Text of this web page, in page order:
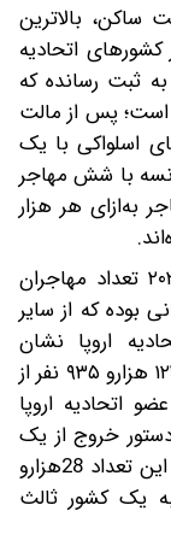
به جمعیت ساکن، بالاترین
اتحادیه
به ثبت رسانده که
است؛ پس از مالت
اسلواکی با یک
با شش مهاجر
به‌ازای هر هزار
در تمام کشورهای اتحادیه اروپا در سال ۲۰۲۳ تعداد مهاجران
بوده که از سایر
اروپا نشان
می‌‎دهد در سه‌ماهه چهارم سال ۲۰۲۴ برای ۱۲۴ هزارو ۹۳۵ نفر از
اتحادیه اروپا
خروج از یک
کشور عضو اتحادیه اروپا صادر شده است. از این تعداد 28هزار‌و
به یک کشور ثالث